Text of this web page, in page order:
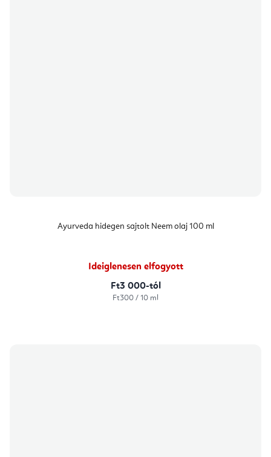
Ayurveda hidegen sajtolt Neem olaj 100 ml
Ideiglenesen elfogyott
Ft3 000-tól
Egységár:
Ft300 / 10 ml